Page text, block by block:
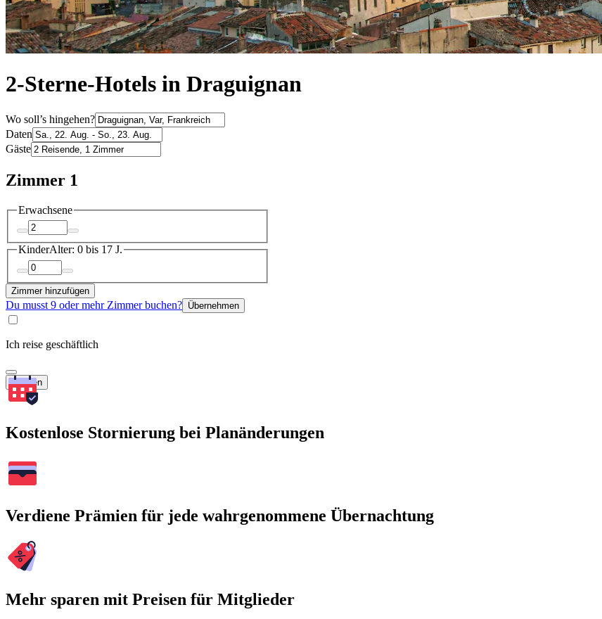
2-Sterne-Hotels in Draguignan
Wo soll’s hingehen?
Daten
Gäste
Zimmer 1
Erwachsene
KinderAlter: 0 bis 17 J.
Zimmer hinzufügen
Du musst 9 oder mehr Zimmer buchen? Übernehmen
Ich reise geschäftlich
Suchen
Kostenlose Stornierung bei Planänderungen
Verdiene Prämien für jede wahrgenommene Übernachtung
Mehr sparen mit Preisen für Mitglieder